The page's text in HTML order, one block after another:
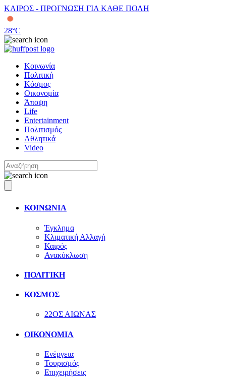
ΚΑΙΡΟΣ - ΠΡΟΓΝΩΣΗ ΓΙΑ ΚΑΘΕ ΠΟΛΗ
28°C
Κοινωνία
Πολιτική
Κόσμος
Οικονομία
Άποψη
Life
Entertainment
Πολιτισμός
Αθλητικά
Video
ΚΟΙΝΩΝΙΑ
Έγκλημα
Κλιματική Αλλαγή
Καιρός
Ανακύκλωση
ΠΟΛΙΤΙΚΗ
ΚΟΣΜΟΣ
22ΟΣ ΑΙΩΝΑΣ
ΟΙΚΟΝΟΜΙΑ
Ενέργεια
Τουρισμός
Επιχειρήσεις